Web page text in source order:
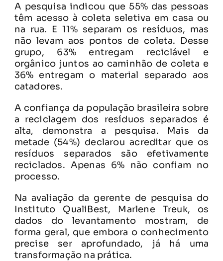
A pesquisa indicou que 55% das pessoas
têm acesso à coleta seletiva em casa ou
na rua. E 11% separam os resíduos, mas
não levam aos pontos de coleta. Desse
grupo, 63% entregam reciclável e
orgânico juntos ao caminhão de coleta e
36% entregam o material separado aos
catadores.
A confiança da população brasileira sobre
a reciclagem dos resíduos separados é
alta, demonstra a pesquisa. Mais da
metade (54%) declarou acreditar que os
resíduos separados são efetivamente
reciclados. Apenas 6% não confiam no
processo.
Na avaliação da gerente de pesquisa do
Instituto QualiBest, Marlene Treuk, os
dados do levantamento mostram, de
forma geral, que embora o conhecimento
precise ser aprofundado, já há uma
transformação na prática.